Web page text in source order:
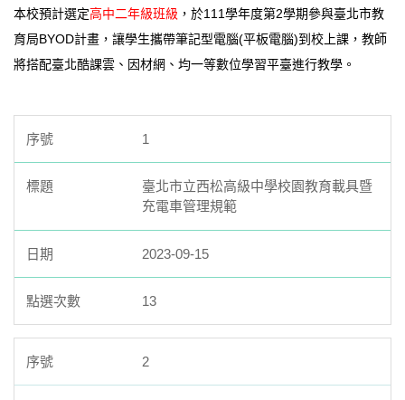
本校預計選定高中二年級班級 ，於111學年度第2學期參與臺北市教
育局BYOD計畫，讓學生攜帶筆記型電腦(平板電腦)到校上課，教師
將搭配臺北酷課雲、因材網、均一等數位學習平臺進行教學。
1
臺北市立西松高級中學校園教育載具暨
充電車管理規範
2023-09-15
13
2